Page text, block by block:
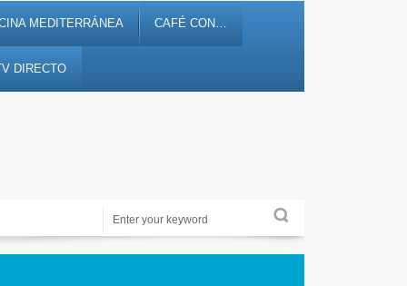
MEDITERRÁNEA CAFÉ CON…
DIRECTO
Alicante Actualidad